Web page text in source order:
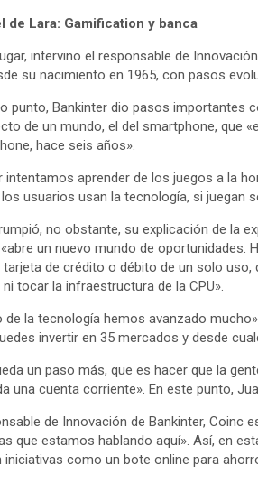
de Lara: Gamification y banca
intervino el responsable de
su nacimiento en 1965, con pasos
punto, Bankinter dio pasos importantes
de un mundo, el del smartphone, que
hace seis años».
intentamos aprender de los juegos a la
usuarios usan la tecnología, si juegan
no obstante, su explicación de la
un nuevo mundo de oportunidades.
de crédito o débito de un solo
tocar la infraestructura de la CPU».
de la tecnología hemos avanzado
invertir en 35 mercados y desde
un paso más, que es hacer que la
una cuenta corriente». En este punto,
de Innovación de Bankinter, Coinc
que estamos hablando aquí». Así, en
iniciativas como un bote online para